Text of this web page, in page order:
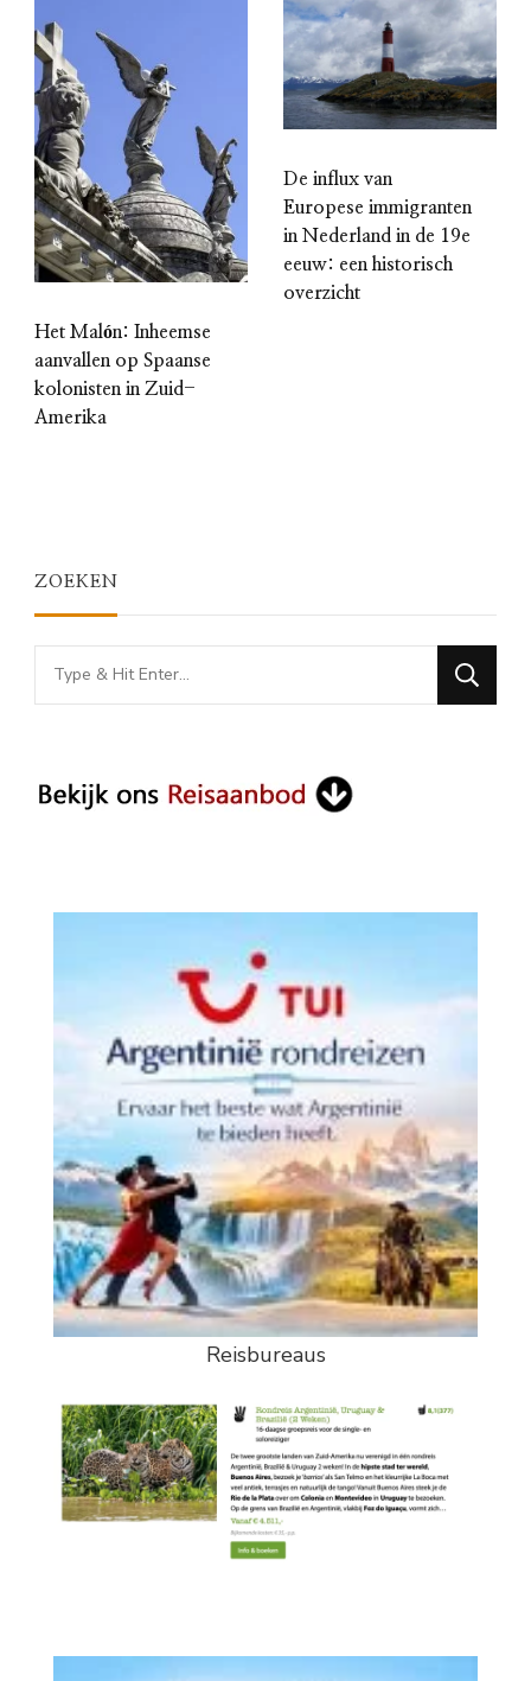
Het Malón: Inheemse
aanvallen op Spaanse
kolonisten in Zuid-
Amerika
De influx van
Europese immigranten
in Nederland in de 19e
eeuw: een historisch
overzicht
ZOEKEN
Looking
for
Reisbureaus